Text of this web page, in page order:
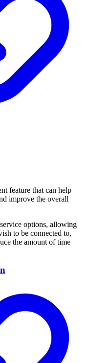
feature that can help
improve the overall
options, allowing
to be connected to,
the amount of time